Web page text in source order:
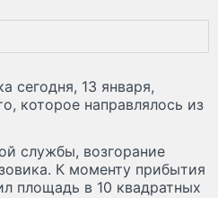
сегодня, 13 января,
которое направлялось из
службы, возгорание
К моменту прибытия
площадь в 10 квадратных